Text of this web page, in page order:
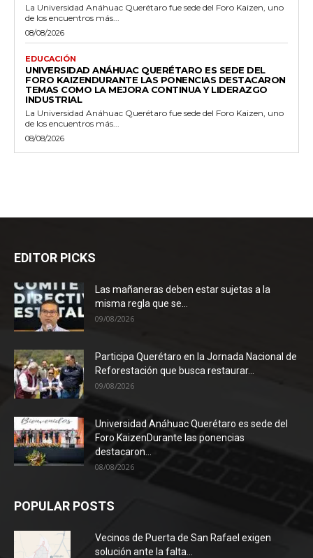
La Universidad Anáhuac Querétaro fue sede del Foro Kaizen, uno
de los encuentros más...
08/08/2026
EDUCACIÓN
UNIVERSIDAD ANÁHUAC QUERÉTARO ES SEDE DEL
FORO KAIZENDURANTE LAS PONENCIAS DESTACARON
TEMAS COMO LA MEJORA CONTINUA Y LIDERAZGO
INDUSTRIAL
La Universidad Anáhuac Querétaro fue sede del Foro Kaizen, uno
de los encuentros más...
08/08/2026
EDITOR PICKS
Las mañaneras deben estar sujetas a la
misma regla que se...
09/08/2026
Participa Querétaro en la Jornada Nacional de
Reforestación que busca restaurar...
09/08/2026
Universidad Anáhuac Querétaro es sede del
Foro KaizenDurante las ponencias
destacaron...
08/08/2026
POPULAR POSTS
Vecinos de Puerta de San Rafael exigen
solución ante la falta...